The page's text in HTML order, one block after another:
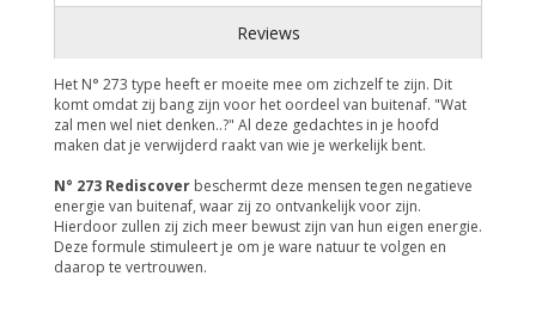
Reviews
Het N° 273 type heeft er moeite mee om zichzelf te zijn. Dit
komt omdat zij bang zijn voor het oordeel van buitenaf. "Wat
zal men wel niet denken..?" Al deze gedachtes in je hoofd
maken dat je verwijderd raakt van wie je werkelijk bent.
N° 273 Rediscover beschermt deze mensen tegen negatieve
energie van buitenaf, waar zij zo ontvankelijk voor zijn.
Hierdoor zullen zij zich meer bewust zijn van hun eigen energie.
Deze formule stimuleert je om je ware natuur te volgen en
daarop te vertrouwen.